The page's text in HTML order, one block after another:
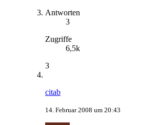
Antworten
3
Zugriffe
6,5k
3
citab
14. Februar 2008 um 20:43